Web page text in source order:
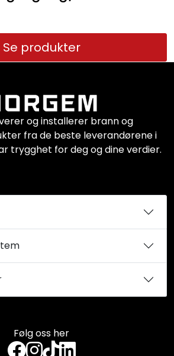
Se produkter
Følg oss her
og installerer brann og
fra de beste leverandørene i
trygghet for deg og dine verdier.